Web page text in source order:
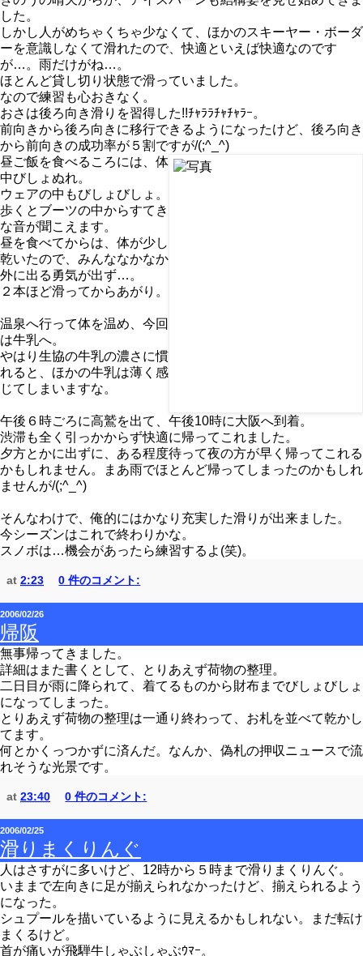
した。
しかし人がめちゃくちゃ少なくて、ほかのスキーヤー・ボーダ
ーを意識しなくて滑れたので、快適といえば快適なのです
が…。雨だけがね…。
ほとんど貸し切り状態で滑っていました。
なので練習も心おきなく。
おさは後ろ向き滑りを習得した!!ﾁｬﾗﾗﾁｬﾁｬﾗｰ。
前向きから後ろ向きに移行できるようになったけど、後ろ向き
から前向きの成功率が５割ですが/(;^_^)
昼ご飯を食べるころには、体
中びしょぬれ。
ウェアの中もびしょびしょ。
歩くとブーツの中からすてき
な音が聞こえます。
昼を食べてからは、体が少し
乾いたので、みんななかなか
外に出る勇気が出ず…。
２本ほど滑ってからあがり。
温泉へ行って体を温め、今回
は牛乳へ。
やはり生協の牛乳の濃さに慣
れると、ほかの牛乳は薄く感
じてしまいますな。
午後６時ごろに高鷲を出て、午後10時に大阪へ到着。
渋滞も全く引っかからず快適に帰ってこれました。
夕方とかに出ずに、ある程度待って夜の方が早く帰ってこれる
かもしれません。まあ雨でほとんど帰ってしまったのかもしれ
ませんが/(;^_^)
そんなわけで、俺的にはかなり充実した滑りが出来ました。
今シーズンはこれで終わりかな。
スノボは…機会があったら練習するよ(笑)。
at 2:23 0 件のコメント:
2006/02/26
帰阪
無事帰ってきました。
詳細はまた書くとして、とりあえず荷物の整理。
二日目が雨に降られて、着てるものから財布までびしょびしょ
になってしまった。
とりあえず荷物の整理は一通り終わって、お札を並べて乾かし
てます。
何とかくっつかずに済んだ。なんか、偽札の押収ニュースで流
れそうな光景です。
at 23:40 0 件のコメント:
2006/02/25
滑りまくりんぐ
人はさすがに多いけど、12時から５時まで滑りまくりんぐ。
いままで左向きに足が揃えられなかったけど、揃えられるよう
になった。
シュプールを描いているように見えるかもしれない。まだ転け
まくるけど。
首が痛いが飛騨牛しゃぶしゃぶｳﾏｰ。